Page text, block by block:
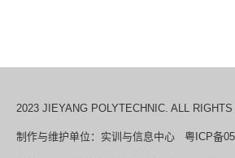
2023 JIEYANG POLYTECHNIC. ALL
制作与维护单位：实训与信息中心 粤ICP备